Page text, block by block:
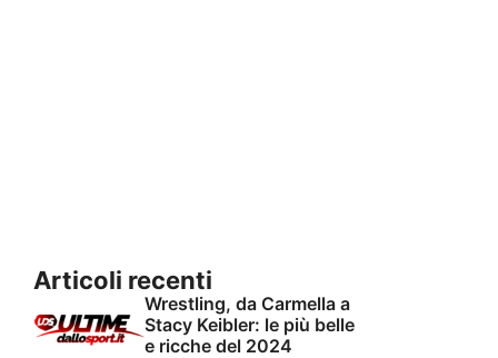
Articoli recenti
Wrestling, da Carmella a
Stacy Keibler: le più belle
e ricche del 2024